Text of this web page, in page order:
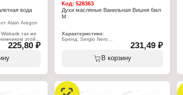
вода
Alain Aregon
так же
этой
как
в чудесную
225,80 ₽
Код:528363
Духи масляные Ванильная Вишня 6мл
М
Характеристики:
Бренд: Sergio Nero
Вариация: масляные
Назначение: женские
Нота сердца: вишня, клубника, жасмин
Базовые ноты: ваниль, карамель, мускус,
сандал
231,49 ₽
В корзину